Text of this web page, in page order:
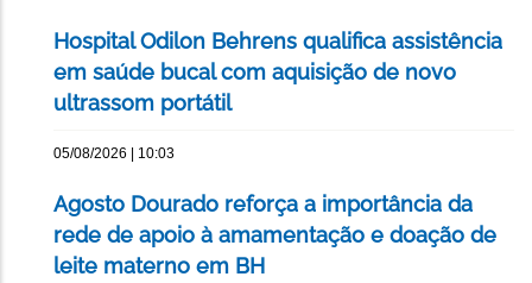
Hospital Odilon Behrens qualifica assistência
em saúde bucal com aquisição de novo
ultrassom portátil
05/08/2026 | 10:03
Agosto Dourado reforça a importância da
rede de apoio à amamentação e doação de
leite materno em BH